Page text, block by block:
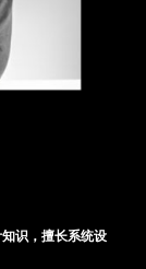
识，擅长系统设